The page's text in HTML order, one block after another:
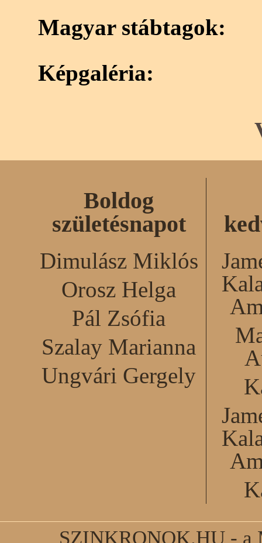
Magyar stábtagok:
Képgaléria:
Boldog
születésnapot
Dimulász Miklós
Orosz Helga
Pál Zsófia
Szalay Marianna
Ungvári Gergely
SZINKRONOK.HU - a